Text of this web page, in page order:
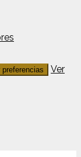
preferencias
Ver